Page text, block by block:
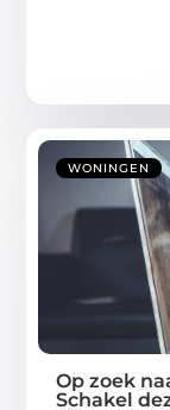
WONINGEN
Op zoek
Schakel